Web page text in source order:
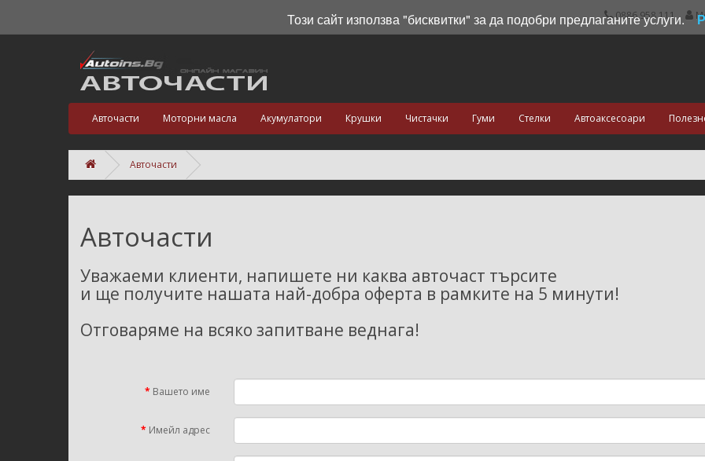
0886 958 111
Авточасти Моторни масла Акумулатори Крушки Чистачки Гуми Стелки Автоаксесоари
Авточасти
Авточасти
Уважаеми клиенти, напишете ни каква авточаст търсите
и ще получите нашата най-добра оферта в рамките на 5 минути!
Отговаряме на всяко запитване веднага!
Вашето име
Имейл адрес
Този сайт използва "бисквитки" за да подобри предлаганите услуги.